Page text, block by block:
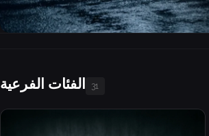
الفئات الفرعية 31